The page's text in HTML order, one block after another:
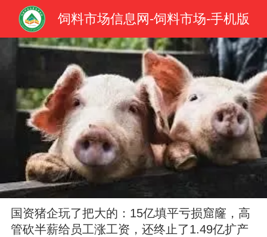
饲料市场信息网-饲料市场-手机版
国资猪企玩了把大的：15亿填平亏损窟窿，高
管砍半薪给员工涨工资，还终止了1.49亿扩产